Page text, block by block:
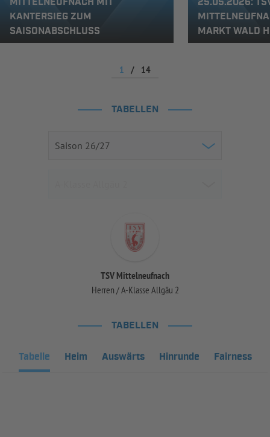
KANTERSIEG ZUM
SAISONABSCHLUSS
MARKT WALD
1 / 14
TABELLEN
TSV Mittelneufnach
Herren / A-Klasse Allgäu 2
TABELLEN
Tabelle Heim Auswärts Hinrunde Fairness